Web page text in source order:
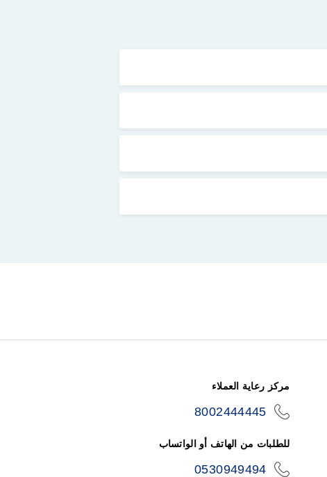
مركز رعاية العملاء
8002444445
للطلبات من الهاتف أو الواتساب
0530949494